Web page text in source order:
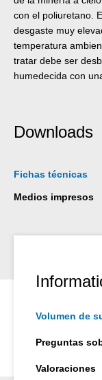
con el poliuretano.
desgaste muy
temperatura
tratar debe ser
humedecida con
adherencia a la
Las superficies
Downloads
Fichas técnicas
Medios impresos
Volumen de
Preguntas
Valoraciones